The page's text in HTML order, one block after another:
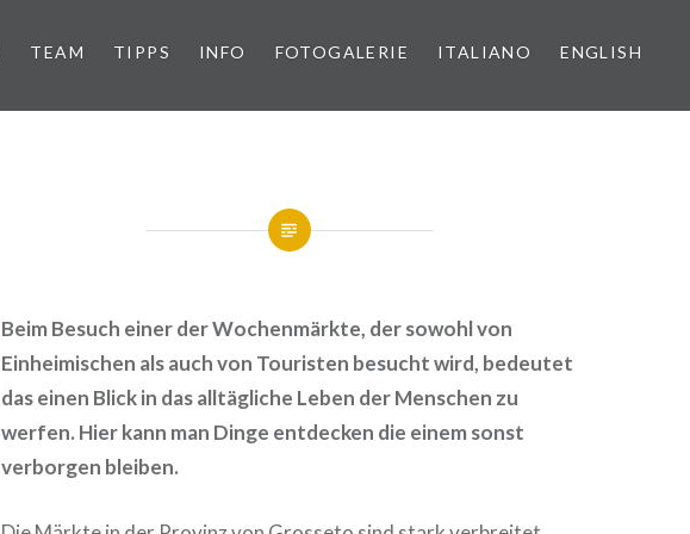
TEAM TIPPS INFO FOTOGALERIE ITALIANO ENGLISH
Beim Besuch einer der Wochenmärkte, der sowohl von
Einheimischen als auch von Touristen besucht wird, bedeutet
das einen Blick in das alltägliche Leben der Menschen zu
werfen. Hier kann man Dinge entdecken die einem sonst
verborgen bleiben.